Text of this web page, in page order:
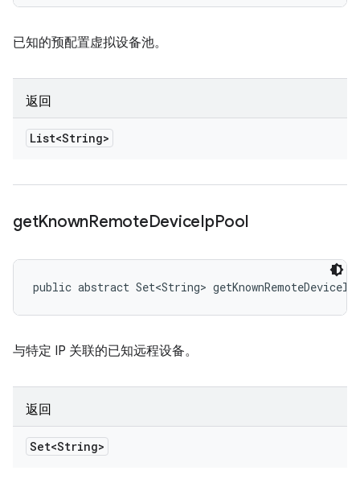
已知的预配置虚拟设备池。
返回
List<String>
getKnownRemoteDeviceIpPool
public abstract Set<String>
与特定 IP 关联的已知远程设备。
返回
Set<String>